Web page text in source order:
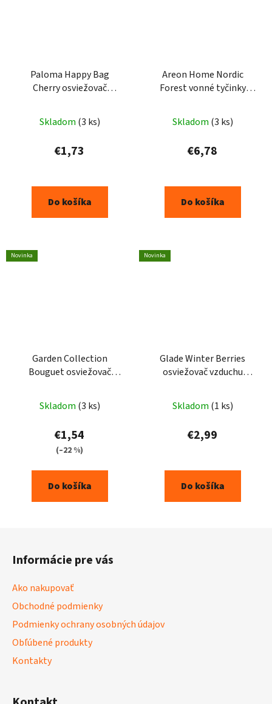
Paloma Happy Bag
Cherry osviežovač
Skladom (3 ks)
€1,73
Do košíka
Areon Home Nordic
Forest vonné tyčinky
Skladom (3 ks)
€6,78
Do košíka
Novinka
Garden Collection
Bouguet osviežovač
Skladom (3 ks)
€1,54
(–22 %)
Do košíka
Novinka
Glade Winter Berries
osviežovač vzduchu
Skladom (1 ks)
€2,99
Do košíka
Informácie pre vás
Ako nakupovať
Obchodné podmienky
Podmienky ochrany osobných údajov
Obľúbené produkty
Kontakty